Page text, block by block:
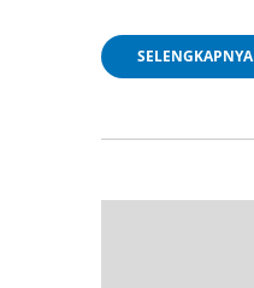
SELENGKAPNYA